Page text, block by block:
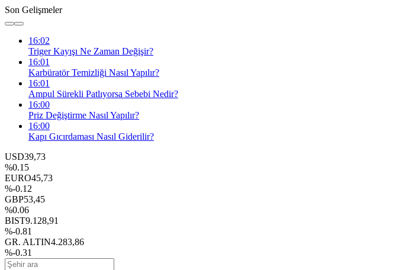
Son Gelişmeler
16:02
Triger Kayışı Ne Zaman Değişir?
16:01
Karbüratör Temizliği Nasıl Yapılır?
16:01
Ampul Sürekli Patlıyorsa Sebebi Nedir?
16:00
Priz Değiştirme Nasıl Yapılır?
16:00
Kapı Gıcırdaması Nasıl Giderilir?
USD39,73
%0.15
EURO45,73
%-0.12
GBP53,45
%0.06
BIST9.128,91
%-0.81
GR. ALTIN4.283,86
%-0.31